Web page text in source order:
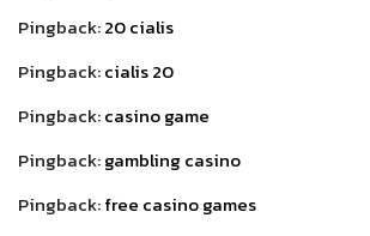
Pingback:20 cialis
Pingback:cialis 20
Pingback:casino game
Pingback:gambling casino
Pingback:free casino games